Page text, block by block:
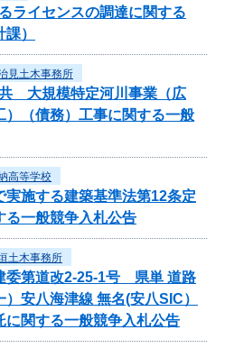
ライセンスの調達に関する
）
見土木事務所
大規模特定河川事業（広
）（債務）工事に関する一般
高等学校
施する建築基準法第12条定
る一般競争入札公告
土木事務所
委第道改2-25-1号 県単 道路
安八海津線 無名(安八SIC）
に関する一般競争入札公告